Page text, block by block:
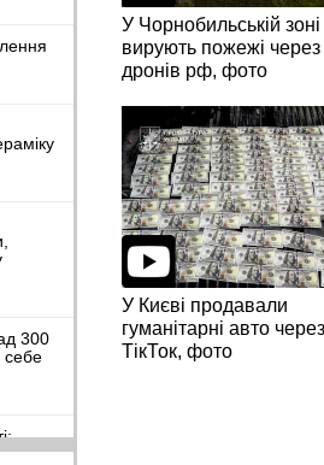
300
себе
та
У Чорнобильській зоні
вирують пожежі через
дронів рф, фото
У Києві продавали
гуманітарні авто через
ТікТок, фото